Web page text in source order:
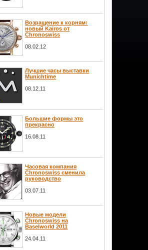
Возращение к корням:
новый Kairos от
Chronoswiss
08.02.12
Лучшие часы выставки
Munichtime
08.12.11
Большие формы это
прекрасно
16.08.11
Часовая компания
Chronoswiss сменила
руководство
03.07.11
Новые модели
Chronoswiss на
Baselworld 2011
24.04.11